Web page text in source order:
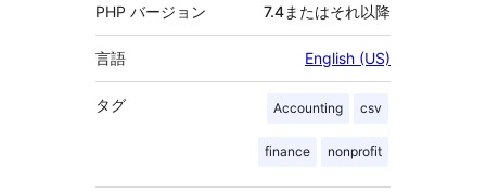
PHP バージョン 7.4またはそれ以降
言語 English (US)
タグ Accounting csv
finance nonprofit